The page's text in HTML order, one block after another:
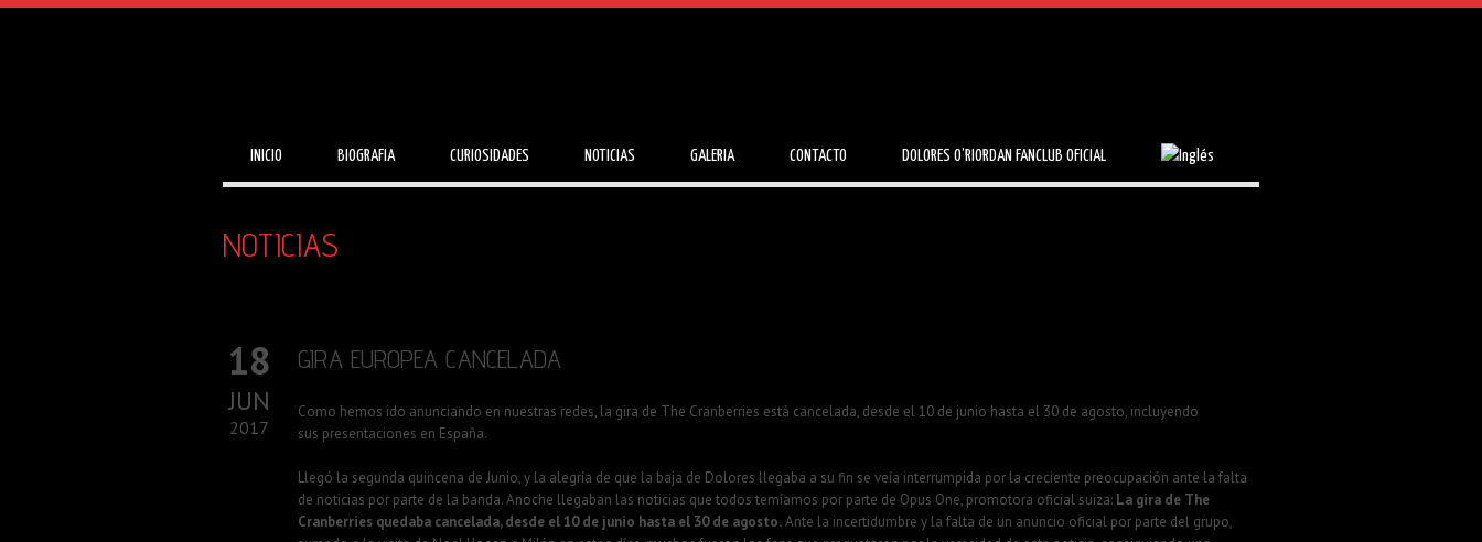
INICIO BIOGRAFIA CURIOSIDADES NOTICIAS GALERIA CONTACTO DOLORES O’RIORDAN FANCLUB OFICIAL
NOTICIAS
18
JUN
2017
GIRA EUROPEA CANCELADA
Como hemos ido anunciando en nuestras redes, la gira de The Cranberries está cancelada, desde el 10 de junio hasta el 30 de agosto, incluyendo
sus presentaciones en España.
Llegó la segunda quincena de Junio, y la alegría de que la baja de Dolores llegaba a su fin se veía interrumpida por la creciente preocupación ante la falta
de noticias por parte de la banda. Anoche llegaban las noticias que todos temíamos por parte de Opus One, promotora oficial suiza: La gira de The
Cranberries quedaba cancelada, desde el 10 de junio hasta el 30 de agosto.Ante la incertidumbre y la falta de un anuncio oficial por parte del grupo,